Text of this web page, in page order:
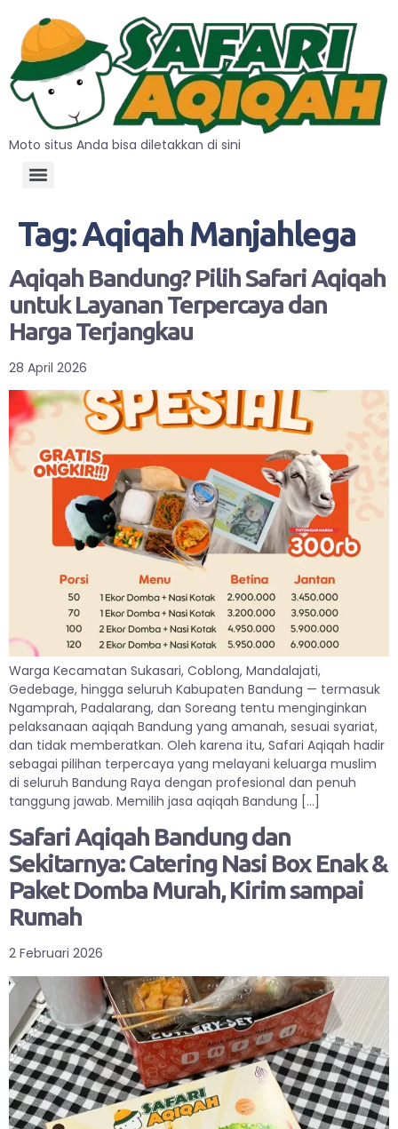
Moto situs Anda bisa diletakkan di sini
Tag:Aqiqah Manjahlega
Aqiqah Bandung? Pilih Safari Aqiqah
untuk Layanan Terpercaya dan
Harga Terjangkau
28 April 2026
Warga Kecamatan Sukasari, Coblong, Mandalajati,
Gedebage, hingga seluruh Kabupaten Bandung — termasuk
Ngamprah, Padalarang, dan Soreang tentu menginginkan
pelaksanaan aqiqah Bandung yang amanah, sesuai syariat,
dan tidak memberatkan. Oleh karena itu, Safari Aqiqah hadir
sebagai pilihan terpercaya yang melayani keluarga muslim
di seluruh Bandung Raya dengan profesional dan penuh
tanggung jawab. Memilih jasa aqiqah Bandung […]
Safari Aqiqah Bandung dan
Sekitarnya: Catering Nasi Box Enak &
Paket Domba Murah, Kirim sampai
Rumah
2 Februari 2026